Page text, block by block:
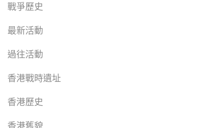
戰爭歷史
最新活動
過往活動
香港戰時遺址
香港歷史